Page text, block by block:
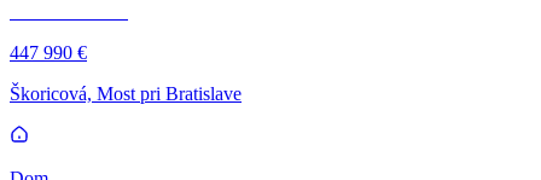
447 990 €
Škoricová, Most pri Bratislave